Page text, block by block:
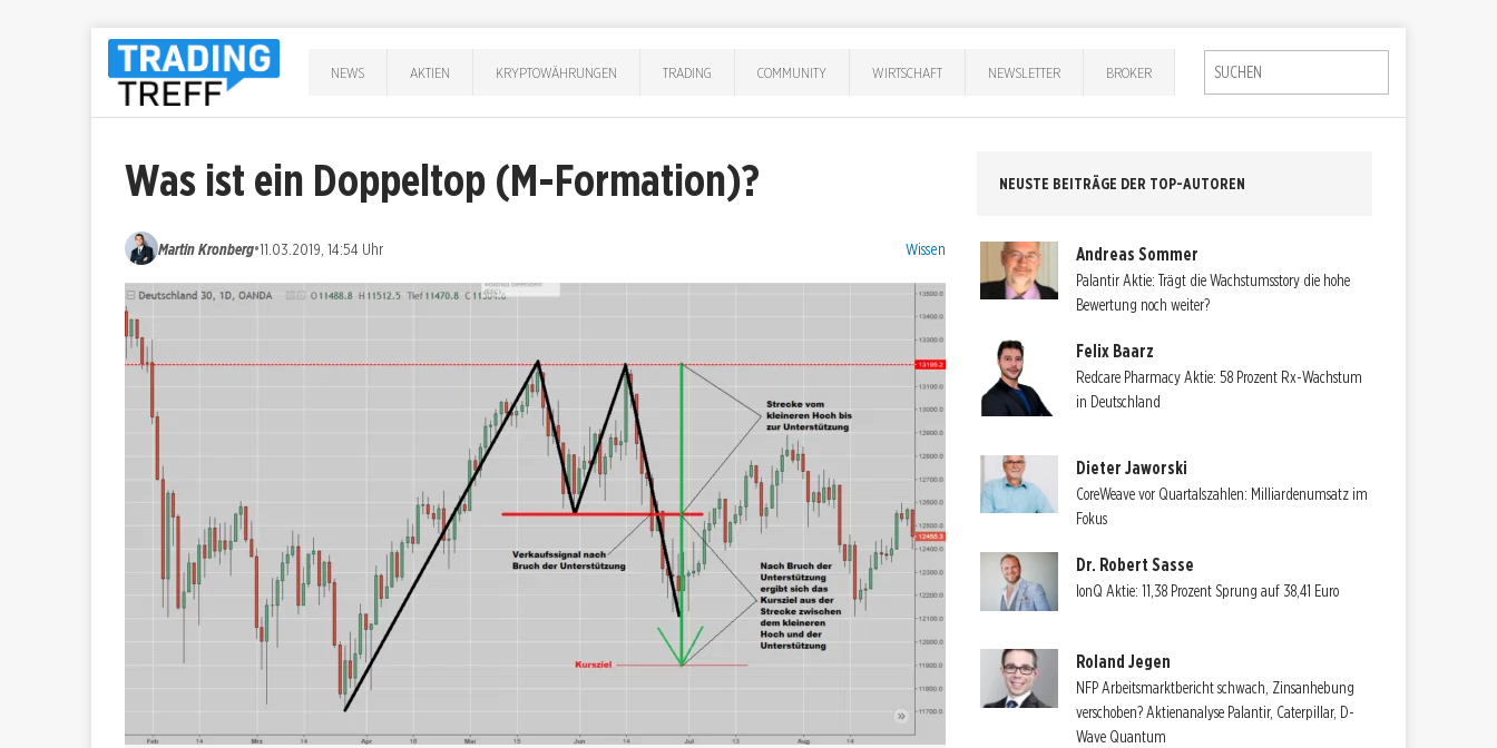
NEWS AKTIEN KRYPTOWÄHRUNGEN TRADING COMMUNITY WIRTSCHAFT NEWSLETTER BROKER
Was ist ein Doppeltop (M-Formation)?
Martin Kronberg•11.03.2019, 14:54 Uhr Kategorien:
Wissen
NEUSTE BEITRÄGE DER TOP-AUTOREN
Andreas Sommer
Palantir Aktie: Trägt die Wachstumsstory die hohe
Bewertung noch weiter?
Felix Baarz
Redcare Pharmacy Aktie: 58 Prozent Rx-Wachstum
in Deutschland
Dieter Jaworski
CoreWeave vor Quartalszahlen: Milliardenumsatz im
Fokus
Dr. Robert Sasse
IonQ Aktie: 11,38 Prozent Sprung auf 38,41 Euro
Roland Jegen
NFP Arbeitsmarktbericht schwach, Zinsanhebung
verschoben? Aktienanalyse Palantir, Caterpillar, D-
Wave Quantum